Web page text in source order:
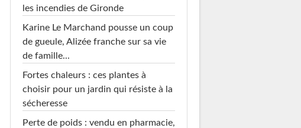
les incendies de Gironde
Karine Le Marchand pousse un coup
de gueule, Alizée franche sur sa vie
de famille...
Fortes chaleurs : ces plantes à
choisir pour un jardin qui résiste à la
sécheresse
Perte de poids : vendu en pharmacie,